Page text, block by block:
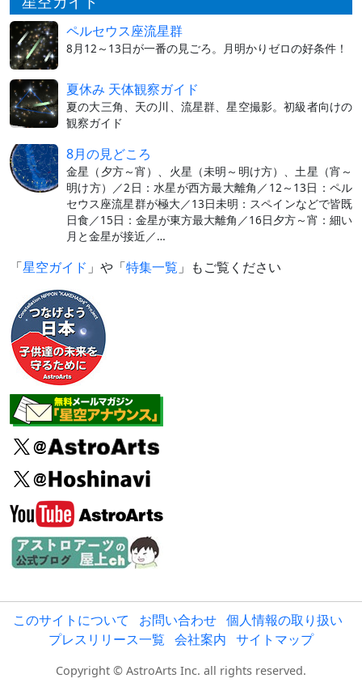
ペルセウス座流星群
8月12～13日が一番の見ごろ。月明かりゼロの好条件！
夏休み 天体観察ガイド
夏の大三角、天の川、流星群、星空撮影。初級者向けの
観察ガイド
8月の見どころ
金星（夕方～宵）、火星（未明～明け方）、土星（宵～
明け方）／2日：水星が西方最大離角／12～13日：ペル
セウス座流星群が極大／13日未明：スペインなどで皆既
日食／15日：金星が東方最大離角／16日夕方～宵：細い
月と金星が接近／…
「星空ガイド 」や「特集一覧 」もご覧ください
このサイトについて お問い合わせ 個人情報の取り扱い
プレスリリース一覧 会社案内 サイトマップ
Copyright © AstroArts Inc. all rights reserved.